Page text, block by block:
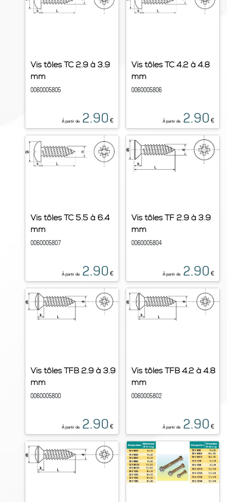
Vis tôles TC 2.9 à 3.9
mm
0060005805
À partir de 2.90 €
Vis tôles TC 4.2 à 4.8
mm
0060005806
À partir de 2.90 €
Vis tôles TC 5.5 à 6.4
mm
0060005807
À partir de 2.90 €
Vis tôles TF 2.9 à 3.9
mm
0060005804
À partir de 2.90 €
Vis tôles TFB 2.9 à 3.9
mm
0060005800
À partir de 2.90 €
Vis tôles TFB 4.2 à 4.8
mm
0060005802
À partir de 2.90 €